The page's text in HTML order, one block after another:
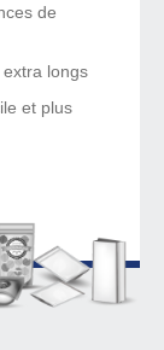
de
longs
et plus